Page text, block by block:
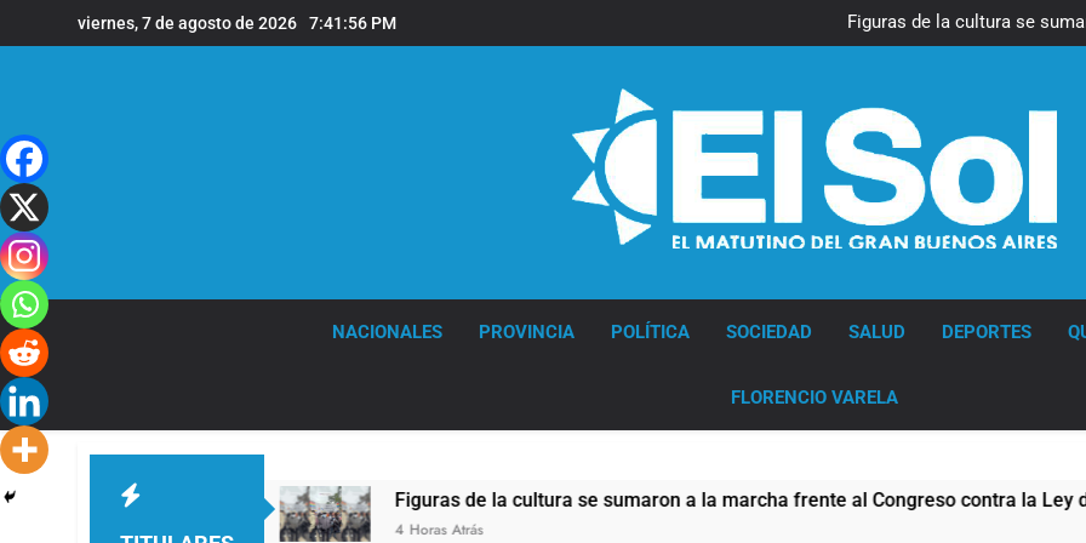
al
viernes, 7 de agosto de 2026 7:41:56 PM
Figuras de la cultura se
Nueva jornada negativa
Figuras de la cultura se
Nueva jornada negativa
en Wall Street y el
Jorge Macri condenó los
NACIONALES PROVINCIA POLÍTICA SOCIEDAD SALUD DEPORTES
FLORENCIO VARELA
a la Argentina Figuras de la cultura se sumaron a la marcha frente al Congreso contra la Ley de
4 Horas Atrás